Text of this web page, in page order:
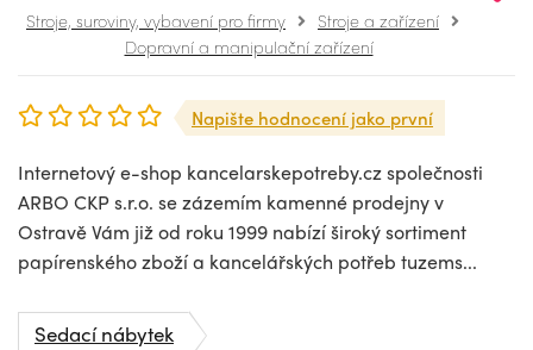
Stroje, suroviny, vybavení pro firmy
Stroje a zařízení
Dopravní a manipulační zařízení
Napište hodnocení jako první
Internetový e-shop kancelarskepotreby.cz společnosti
ARBO CKP s.r.o. se zázemím kamenné prodejny v
Ostravě Vám již od roku 1999 nabízí široký sortiment
papírenského zboží a kancelářských potřeb tuzems...
Sedací nábytek